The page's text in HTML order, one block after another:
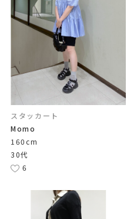
スタッカート
Momo
160cm
30代
6